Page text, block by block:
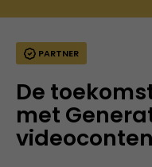
PARTNER
De
met